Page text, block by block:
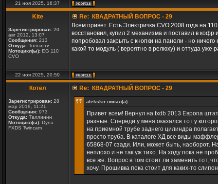
21 ноя 2025, 16:37
Kite
Зарегистрирован: 20
авг 2012, 13:07
Сообщения: 213
Откуда: Тольятти
Мотоцикл(ы): EG 110
CVO
Re: КВАДРАТНЫЙ ВОПРОС - 29
Всем привет. Есть Электричка CVO 2008 года на
восстановил, купил 2 механизма и поставил в
попробовал закрыть с кнопки на панели - но
какой то модуль ( вероятно в релюху) и оттуда уже
22 ноя 2025, 20:59
Котёл
Зарегистрирован: 28
мар 2019, 11:21
Сообщения: 973
Откуда: Таллиннн
Мотоцикл(ы): Dyna
FXDS Twincam
Re: КВАДРАТНЫЙ ВОПРОС - 29
alekskir писал(а):
Привет всем! Вернул на fxdb 2013 Европа
разные. Спереди у меня оказался тот у
на приемной трубе заднего цилиндра
просто труба. В каталоге ХД все виды
65868-07 сзади. Или, может быть, наоборот.
неплохо и не так уж тихо. На ходу пока не
все же. Вопрос в том стоит ли заменить тот,
хочу. Прошивка пока стоит для каких-то